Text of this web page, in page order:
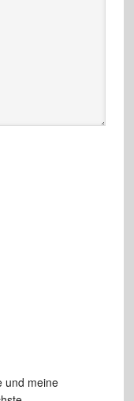
und meine